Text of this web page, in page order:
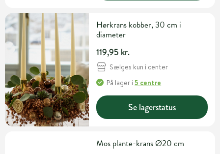
Hørkrans kobber, 30 cm i
diameter
119,95 kr.
Sælges kun i center
På lager i5 centre
Se lagerstatus
Mos plante-krans Ø20 cm